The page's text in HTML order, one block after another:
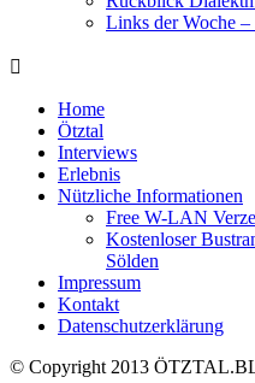
Links der Woche –
Home
Ötztal
Interviews
Erlebnis
Nützliche Informationen
Free W-LAN
Kostenloser
Sölden
Impressum
Kontakt
Datenschutzerklärung
© Copyright 2013